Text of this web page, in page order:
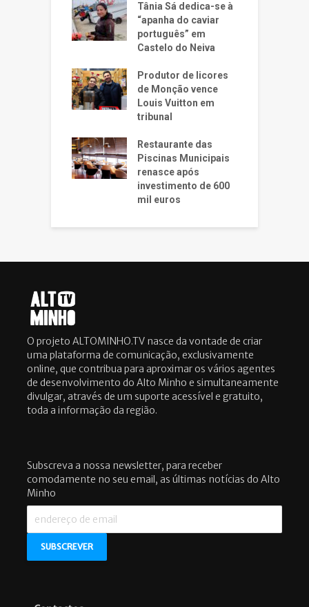
Tânia Sá dedica-se à
“apanha do caviar
português” em
Castelo do Neiva
Produtor de licores
de Monção vence
Louis Vuitton em
tribunal
Restaurante das
Piscinas Municipais
renasce após
investimento de 600
mil euros
O projeto ALTOMINHO.TV nasce da vontade de criar
uma plataforma de comunicação, exclusivamente
online, que contribua para aproximar os vários agentes
de desenvolvimento do Alto Minho e simultaneamente
divulgar, através de um suporte acessível e gratuito,
toda a informação da região.
Subscreva a nossa newsletter, para receber
comodamente no seu email, as últimas notícias do Alto
Minho